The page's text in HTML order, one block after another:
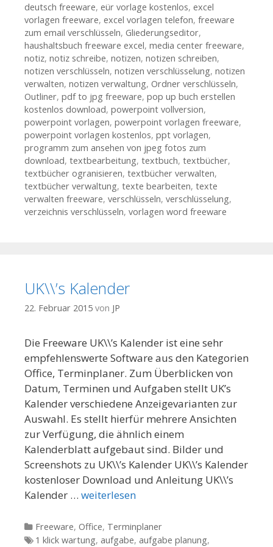
deutsch freeware, eür vorlage kostenlos, excel
vorlagen freeware, excel vorlagen telefon, freeware
zum email verschlüsseln, Gliederungseditor,
haushaltsbuch freeware excel, media center freeware,
notiz, notiz schreibe, notizen, notizen schreiben,
notizen verschlüsseln, notizen verschlüsselung, notizen
verwalten, notizen verwaltung, Ordner verschlüsseln,
Outliner, pdf to jpg freeware, pop up buch erstellen
kostenlos download, powerpoint vollversion,
powerpoint vorlagen, powerpoint vorlagen freeware,
powerpoint vorlagen kostenlos, ppt vorlagen,
programm zum ansehen von jpeg fotos zum
download, textbearbeitung, textbuch, textbücher,
textbücher ogranisieren, textbücher verwalten,
textbücher verwaltung, texte bearbeiten, texte
verwalten freeware, verschlüsseln, verschlüsselung,
verzeichnis verschlüsseln, vorlagen word freeware
UK\\’s Kalender
22. Februar 2015 von JP
Die Freeware UK\\’s Kalender ist eine sehr
empfehlenswerte Software aus den Kategorien
Office, Terminplaner. Zum Überblicken von
Datum, Terminen und Aufgaben stellt UK’s
Kalender verschiedene Anzeigevarianten zur
Auswahl. Es stellt hierfür mehrere Ansichten
zur Verfügung, die ähnlich einem
Kalenderblatt aufgebaut sind. Bilder und
Screenshots zu UK\\’s Kalender UK\\’s Kalender
kostenloser Download und Anleitung UK\\’s
Kalender … weiterlesen
Kategorien
Freeware, Office, Terminplaner
Tags
1 klick wartung, aufgabe, aufgabe planung,